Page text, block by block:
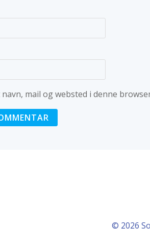
navn, mail og websted i denne
© 2026